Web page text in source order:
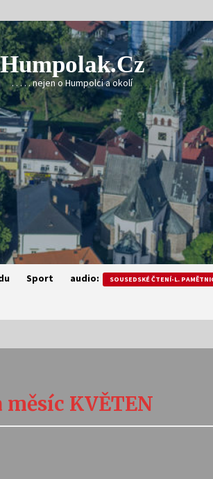
Humpolak.cz
. . . . . nejen o Humpolci a okolí
Sport audio: SOUSEDSKÉ ČTENÍ-L.
Stávám se kapkou
30. 7. 2026KVĚTEN